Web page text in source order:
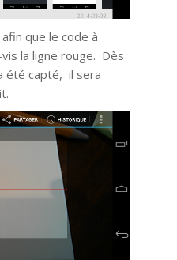
que le code à
la ligne rouge. Dès
été capté, il sera